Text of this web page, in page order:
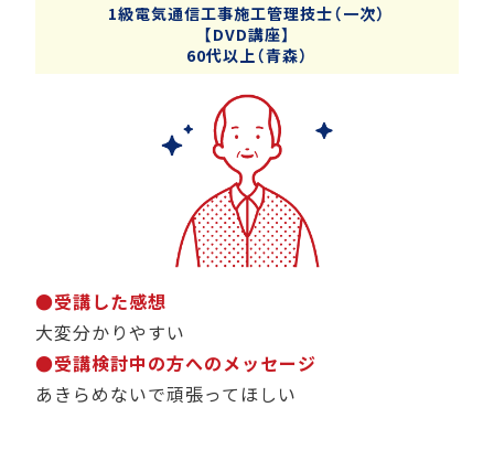
1級電気通信工事施工管理技士（一次）
【DVD講座】
60代以上（青森）
●受講した感想
大変分かりやすい
●受講検討中の方へのメッセージ
あきらめないで頑張ってほしい